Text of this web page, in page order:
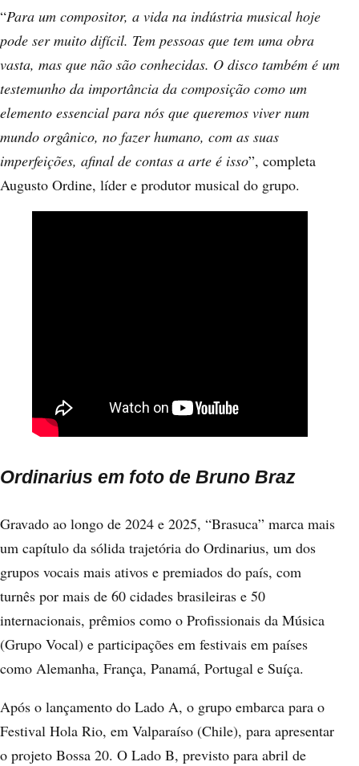
“Para um compositor, a vida na indústria musical hoje
pode ser muito difícil. Tem pessoas que tem uma obra
vasta, mas que não são conhecidas. O disco também é um
testemunho da importância da composição como um
elemento essencial para nós que queremos viver num
mundo orgânico, no fazer humano, com as suas
imperfeições, afinal de contas a arte é isso”, completa
Augusto Ordine, líder e produtor musical do grupo.
Ordinarius em foto de Bruno Braz
Gravado ao longo de 2024 e 2025, “Brasuca” marca mais
um capítulo da sólida trajetória do Ordinarius, um dos
grupos vocais mais ativos e premiados do país, com
turnês por mais de 60 cidades brasileiras e 50
internacionais, prêmios como o Profissionais da Música
(Grupo Vocal) e participações em festivais em países
como Alemanha, França, Panamá, Portugal e Suíça.
Após o lançamento do Lado A, o grupo embarca para o
Festival Hola Rio, em Valparaíso (Chile), para apresentar
o projeto Bossa 20. O Lado B, previsto para abril de